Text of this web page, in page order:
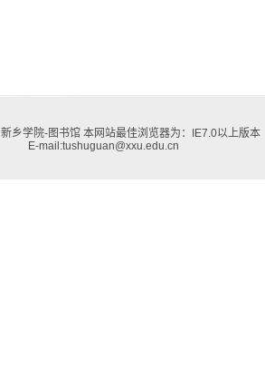
乡学院-图书馆 本网站最佳浏览器为：IE7.0以上版本
E-mail:tushuguan@xxu.edu.cn